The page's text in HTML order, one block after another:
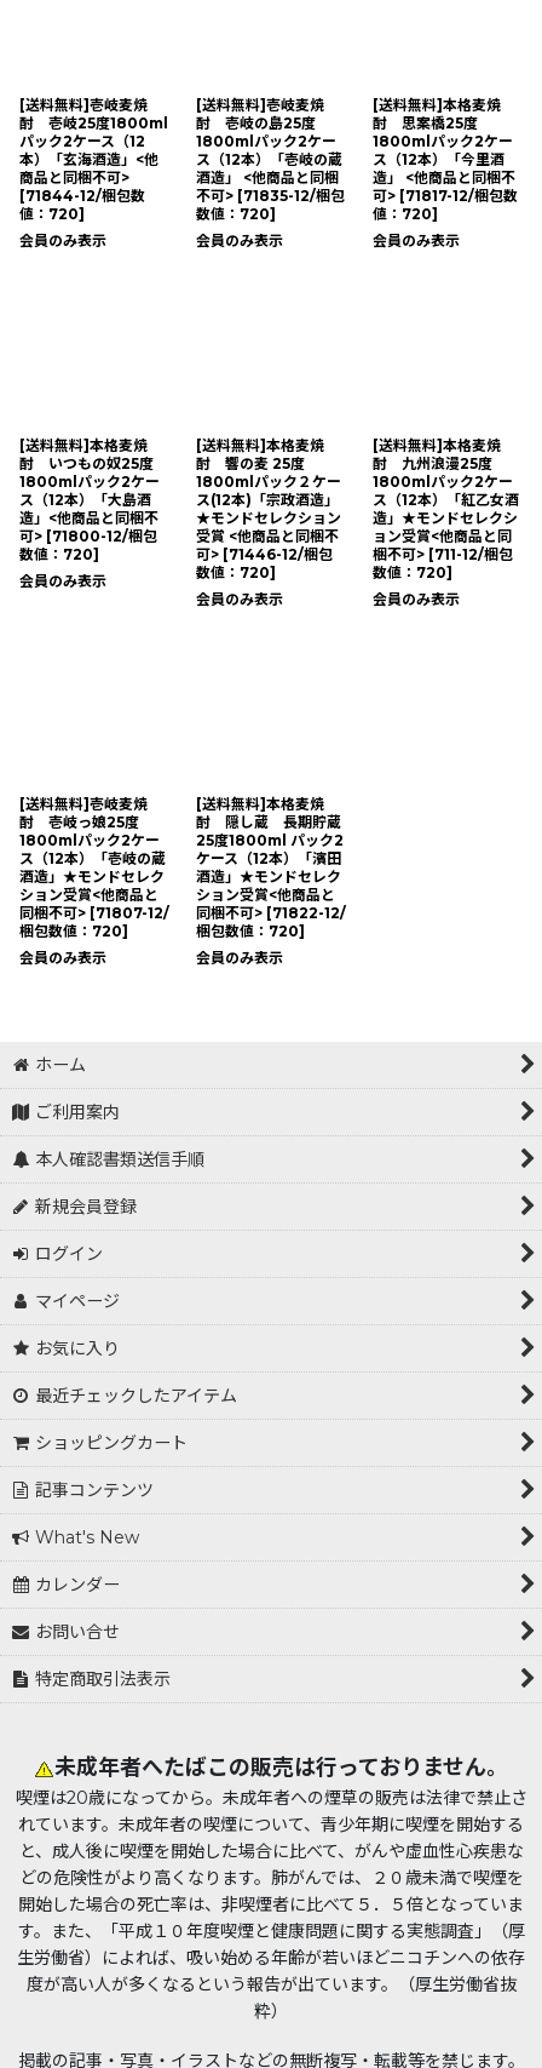
[送料無料]壱岐麦焼
酎 壱岐25度1800ml
パック2ケース（12
本）「玄海酒造」<他
商品と同梱不可>
[71844-12/梱包数
値：720]
会員のみ表示
[送料無料]壱岐麦焼
酎 壱岐の島25度
1800mlパック2ケー
ス（12本）「壱岐の蔵
酒造」 <他商品と同梱
不可> [71835-12/梱包
数値：720]
会員のみ表示
[送料無料]本格麦焼
酎 思案橋25度
1800mlパック2ケー
ス（12本）「今里酒
造」 <他商品と同梱不
可> [71817-12/梱包数
値：720]
会員のみ表示
[送料無料]本格麦焼
酎 いつもの奴25度
1800mlパック2ケー
ス（12本）「大島酒
造」<他商品と同梱不
可> [71800-12/梱包
数値：720]
会員のみ表示
[送料無料]本格麦焼
酎 響の麦 25度
1800mlパック２ケー
ス(12本)「宗政酒造」
★モンドセレクション
受賞 <他商品と同梱不
可> [71446-12/梱包
数値：720]
会員のみ表示
[送料無料]本格麦焼
酎 九州浪漫25度
1800mlパック2ケー
ス（12本）「紅乙女酒
造」★モンドセレクシ
ョン受賞<他商品と同
梱不可> [711-12/梱包
数値：720]
会員のみ表示
[送料無料]壱岐麦焼
酎 壱岐っ娘25度
1800mlパック2ケー
ス（12本）「壱岐の蔵
酒造」★モンドセレク
ション受賞<他商品と
同梱不可> [71807-12/
梱包数値：720]
会員のみ表示
[送料無料]本格麦焼
酎 隠し蔵 長期貯蔵
25度1800ml パック2
ケース（12本）「濱田
酒造」★モンドセレク
ション受賞<他商品と
同梱不可> [71822-12/
梱包数値：720]
会員のみ表示
ホーム
ご利用案内
本人確認書類送信手順
新規会員登録
ログイン
マイページ
お気に入り
最近チェックしたアイテム
ショッピングカート
記事コンテンツ
What's New
カレンダー
お問い合せ
特定商取引法表示
未成年者へたばこの販売は行っておりません。
喫煙は20歳になってから。未成年者への煙草の販売は法律で禁止さ
れています。未成年者の喫煙について、青少年期に喫煙を開始する
と、成人後に喫煙を開始した場合に比べて、がんや虚血性心疾患な
どの危険性がより高くなります。肺がんでは、２０歳未満で喫煙を
開始した場合の死亡率は、非喫煙者に比べて５．５倍となっていま
す。また、「平成１０年度喫煙と健康問題に関する実態調査」（厚
生労働省）によれば、吸い始める年齢が若いほどニコチンへの依存
度が高い人が多くなるという報告が出ています。（厚生労働省抜
粋）
掲載の記事・写真・イラストなどの無断複写・転載等を禁じます。